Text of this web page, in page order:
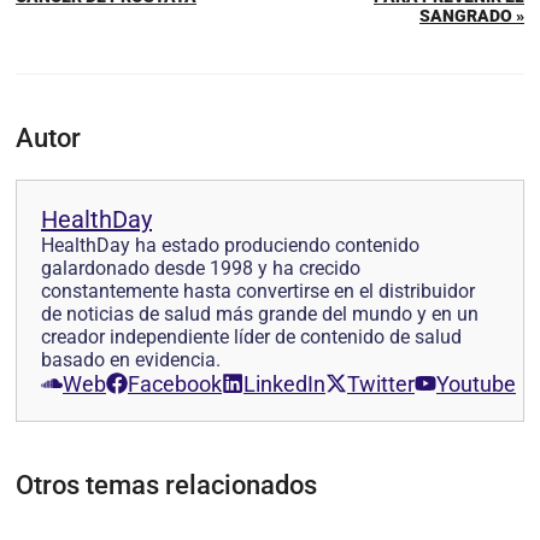
SANGRADO »
Autor
HealthDay
HealthDay ha estado produciendo contenido
galardonado desde 1998 y ha crecido
constantemente hasta convertirse en el distribuidor
de noticias de salud más grande del mundo y en un
creador independiente líder de contenido de salud
basado en evidencia.
Web Facebook LinkedIn Twitter Youtube
Otros temas relacionados